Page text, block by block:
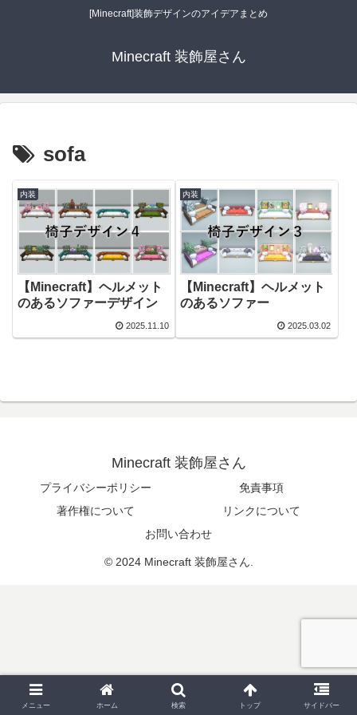
[Minecraft]装飾デザインのアイデアまとめ
Minecraft 装飾屋さん
sofa
内装
【Minecraft】ヘルメット
のあるソファーデザイン
2025.11.10
内装
【Minecraft】ヘルメット
のあるソファー
2025.03.02
Minecraft 装飾屋さん
プライバシーポリシー
免責事項
著作権について
リンクについて
お問い合わせ
© 2024 Minecraft 装飾屋さん.
メニュー ホーム 検索 トップ サイドバー